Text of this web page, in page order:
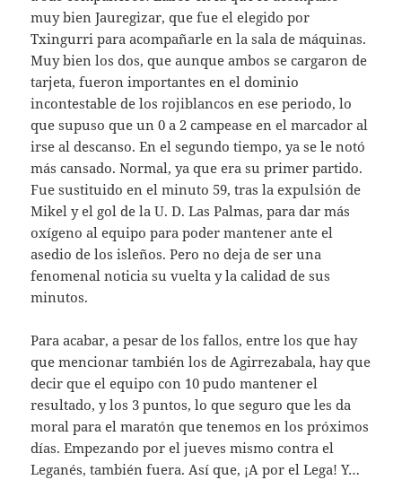
muy bien Jauregizar, que fue el elegido por
Txingurri para acompañarle en la sala de máquinas.
Muy bien los dos, que aunque ambos se cargaron de
tarjeta, fueron importantes en el dominio
incontestable de los rojiblancos en ese periodo, lo
que supuso que un 0 a 2 campease en el marcador al
irse al descanso. En el segundo tiempo, ya se le notó
más cansado. Normal, ya que era su primer partido.
Fue sustituido en el minuto 59, tras la expulsión de
Mikel y el gol de la U. D. Las Palmas, para dar más
oxígeno al equipo para poder mantener ante el
asedio de los isleños. Pero no deja de ser una
fenomenal noticia su vuelta y la calidad de sus
minutos.
Para acabar, a pesar de los fallos, entre los que hay
que mencionar también los de Agirrezabala, hay que
decir que el equipo con 10 pudo mantener el
resultado, y los 3 puntos, lo que seguro que les da
moral para el maratón que tenemos en los próximos
días. Empezando por el jueves mismo contra el
Leganés, también fuera. Así que, ¡A por el Lega! Y…